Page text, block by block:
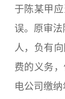
于陈某甲
误。原审
人，负有
费的义务
电公司缴